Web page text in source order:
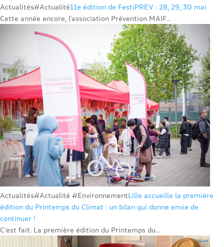
Actualités#Actualité11e édition de FestiPREV : 28, 29, 30 mai
Cette année encore, l’association Prévention MAIF...
Actualités#Actualité #EnvironnementLille accueille la première
édition du Printemps du Climat : un bilan qui donne envie de
continuer !
C’est fait. La première édition du Printemps du...